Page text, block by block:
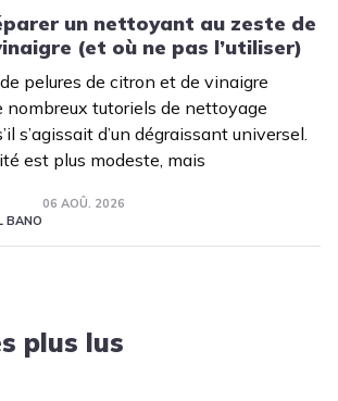
un nettoyant au zeste de
(et où ne pas l’utiliser)
pelures de citron et de vinaigre
nombreux tutoriels de nettoyage
s’agissait d’un dégraissant universel.
est plus modeste, mais
BANO
06 AOÛ. 2026
plus lus